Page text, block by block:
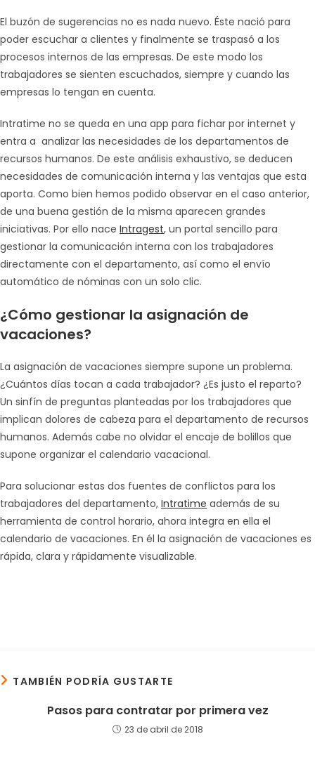
El buzón de sugerencias no es nada nuevo. Éste nació para
poder escuchar a clientes y finalmente se traspasó a los
procesos internos de las empresas. De este modo los
trabajadores se sienten escuchados, siempre y cuando las
empresas lo tengan en cuenta.
Intratime no se queda en una app para fichar por internet y
entra a analizar las necesidades de los departamentos de
recursos humanos. De este análisis exhaustivo, se deducen
necesidades de comunicación interna y las ventajas que esta
aporta. Como bien hemos podido observar en el caso anterior,
de una buena gestión de la misma aparecen grandes
iniciativas. Por ello nace Intragest, un portal sencillo para
gestionar la comunicación interna con los trabajadores
directamente con el departamento, así como el envío
automático de nóminas con un solo clic.
¿Cómo gestionar la asignación de
vacaciones?
La asignación de vacaciones siempre supone un problema.
¿Cuántos días tocan a cada trabajador? ¿Es justo el reparto?
Un sinfín de preguntas planteadas por los trabajadores que
implican dolores de cabeza para el departamento de recursos
humanos. Además cabe no olvidar el encaje de bolillos que
supone organizar el calendario vacacional.
Para solucionar estas dos fuentes de conflictos para los
trabajadores del departamento, Intratime además de su
herramienta de control horario, ahora integra en ella el
calendario de vacaciones. En él la asignación de vacaciones es
rápida, clara y rápidamente visualizable.
TAMBIÉN PODRÍA GUSTARTE
Pasos para contratar por primera vez
23 de abril de 2018